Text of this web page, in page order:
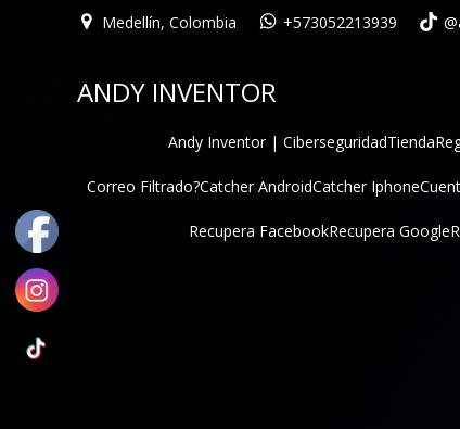
Medellín, Colombia +573052213939
ANDY INVENTOR
Andy Inventor | CiberseguridadTienda
Correo Filtrado?Catcher AndroidCatcher Iphone
Recupera FacebookRecupera Google